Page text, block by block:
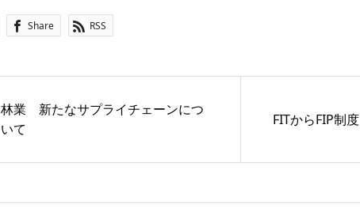
Share RSS
林業 新たなサプライチェーンにつ
いて
FITからFIP制度